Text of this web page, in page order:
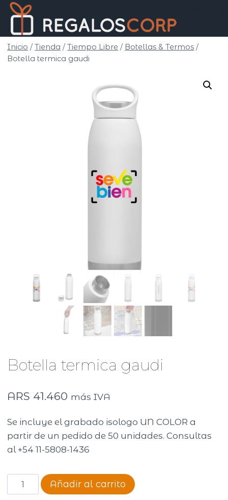
Saltar
contenido
Inicio / Tienda / Tiempo Libre / Botellas & Termos /
Botella termica gaudi
Botella termica gaudi
ARS 41.460 más IVA
Se incluye el grabado isologo UN COLOR a
partir de un pedido de 50 unidades. Consultas
al +54 11-5808-1436
Botella
termica
Añadir al carrito